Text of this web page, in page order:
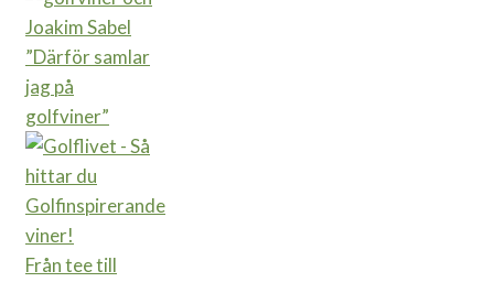
”Därför samlar
jag på
golfviner”
Från tee till